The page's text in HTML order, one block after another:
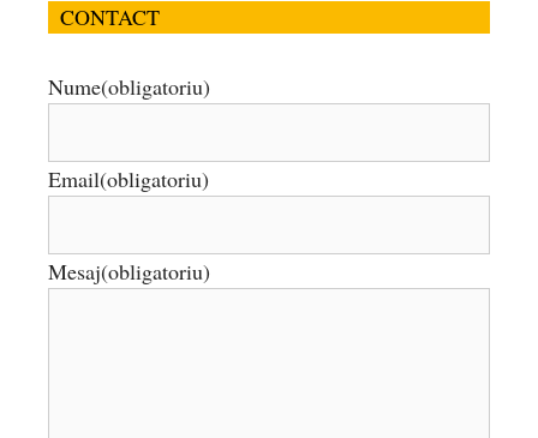
CONTACT
Nume(obligatoriu)
Email(obligatoriu)
Mesaj(obligatoriu)